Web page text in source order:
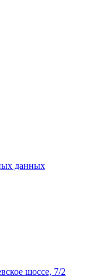
данных
шоссе, 7/2